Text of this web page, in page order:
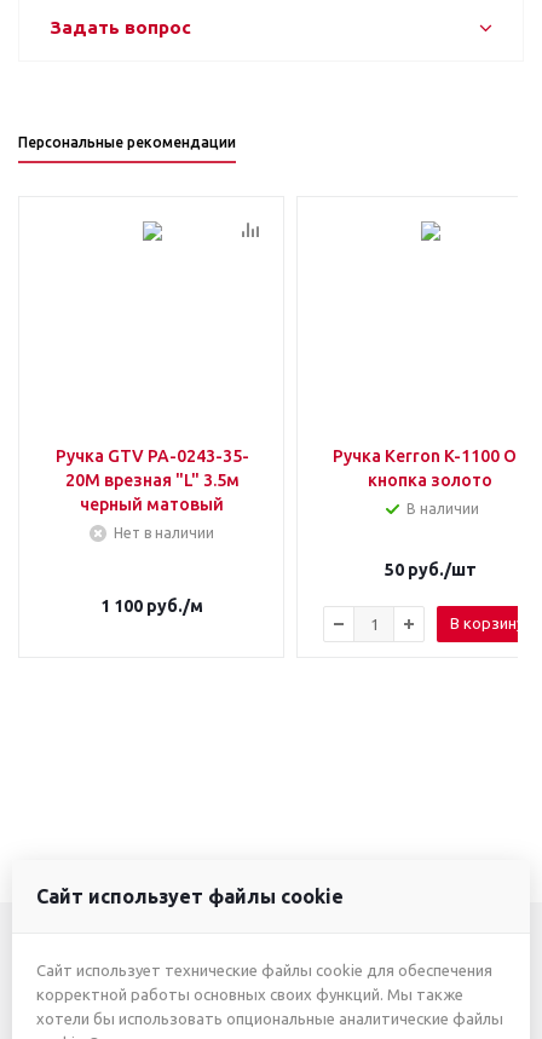
Задать вопрос
Персональные рекомендации
Ручка GTV PA-0243-35-
20M врезная "L" 3.5м
черный матовый
Нет в наличии
1 100 руб./м
Ручка Kerron K-1100 ОТ
кнопка золото
В наличии
50руб./шт
В корзину
+7 (3412) 46-7777
+7 (912) 746-00-77
Сайт использует файлы cookie
Сайт использует технические файлы cookie для обеспечения
корректной работы основных своих функций. Мы также
хотели бы использовать опциональные аналитические файлы